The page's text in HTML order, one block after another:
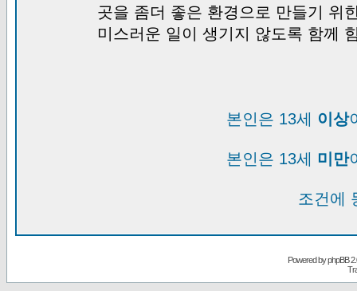
곳을 좀더 좋은 환경으로 만들기 위
미스러운 일이 생기지 않도록 함께
본인은 13세 이상
본인은 13세 미만
조건에
Powered byphpBB